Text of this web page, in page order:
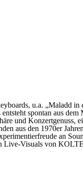
u.a. „Maladd in
spontan aus
und Konzertgenuss,
aus den 1970er
an
Live-Visuals von